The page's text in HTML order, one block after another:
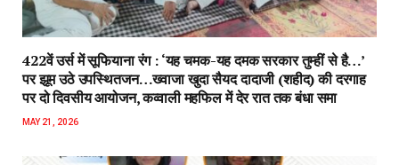
422वें उर्स में सूफियाना रंग : ‘यह चमक-यह दमक सरकार तुम्हीं से है…’
पर झूम उठे उपस्थितजन…ख्वाजा खुदा सैयद दादाजी (शहीद) की दरगाह
पर दो दिवसीय आयोजन, कव्वाली महफिल में देर रात तक बंधा समा
MAY 21, 2026